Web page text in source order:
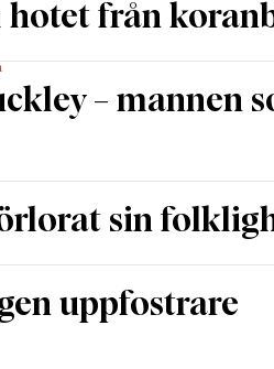
från
– mannen
sin
uppfostrare